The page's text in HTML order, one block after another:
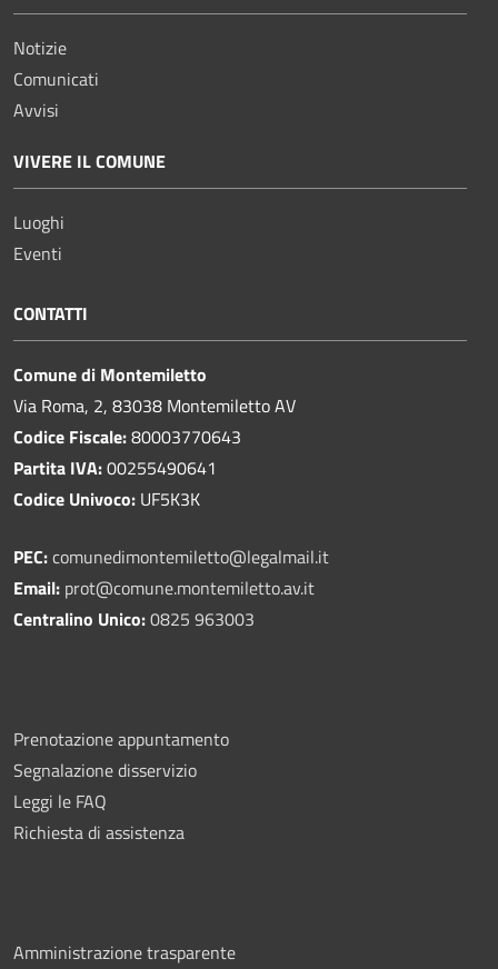
Notizie
Comunicati
Avvisi
VIVERE IL COMUNE
Luoghi
Eventi
CONTATTI
Comune di Montemiletto
Via Roma, 2, 83038 Montemiletto AV
Codice Fiscale:80003770643
Partita IVA:00255490641
Codice Univoco: UF5K3K
PEC:comunedimontemiletto@legalmail.it
Email: prot@comune.montemiletto.av.it
Centralino Unico:0825 963003
Prenotazione appuntamento
Segnalazione disservizio
Leggi le FAQ
Richiesta di assistenza
Amministrazione trasparente